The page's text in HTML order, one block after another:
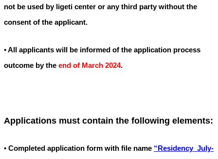
not be used by ligeti center or any third party without the
consent of the applicant.
• All applicants will be informed of the application process
outcome by the end of March 2024.
Applications must contain the following elements:
• Completed application form with file name “Residency_July-